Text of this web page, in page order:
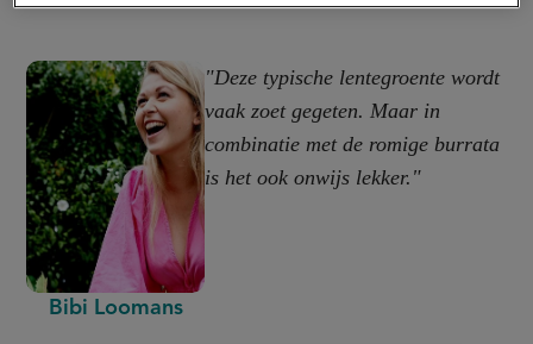
Bibi Loomans
"Deze typische lentegroente wordt
vaak zoet gegeten. Maar in
combinatie met de romige burrata
is het ook onwijs lekker."